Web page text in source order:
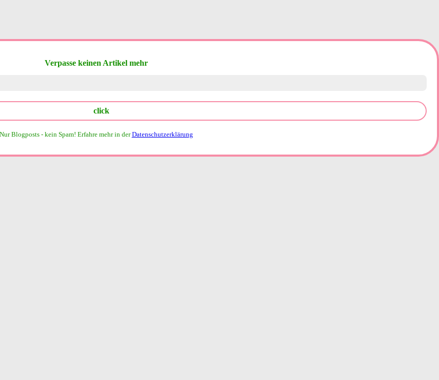
Verpasse keinen Artikel mehr
Nur Blogposts - kein Spam! Erfahre mehr in derDatenschutzerklärung